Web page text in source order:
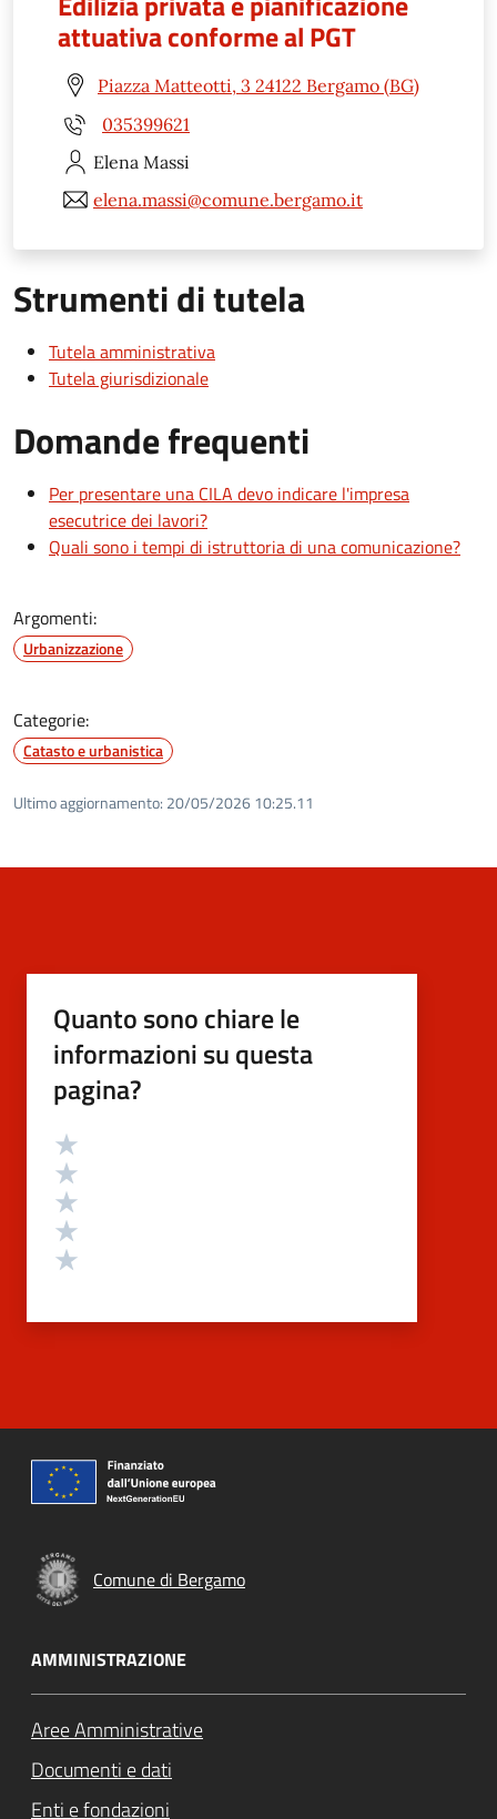
attuativa conforme al PGT
Piazza Matteotti, 3 24122 Bergamo (BG)
035399621
Elena Massi
elena.massi@comune.bergamo.it
Strumenti di tutela
Tutela amministrativa
Tutela giurisdizionale
Domande frequenti
Per presentare una CILA devo indicare l'impresa
esecutrice dei lavori?
Quali sono i tempi di istruttoria di una comunicazione?
Argomenti:
Urbanizzazione
Categorie:
Catasto e urbanistica
Ultimo aggiornamento: 20/05/2026 10:25.11
Quanto sono chiare le
informazioni su questa
pagina?
Valutazione
Comune di Bergamo
AMMINISTRAZIONE
Aree Amministrative
Documenti e dati
Enti e fondazioni